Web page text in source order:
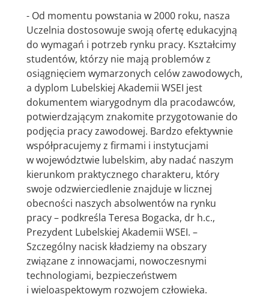
- Od momentu powstania w 2000 roku, nasza
Uczelnia dostosowuje swoją ofertę edukacyjną
do wymagań i potrzeb rynku pracy. Kształcimy
studentów, którzy nie mają problemów z
osiągnięciem wymarzonych celów zawodowych,
a dyplom Lubelskiej Akademii WSEI jest
dokumentem wiarygodnym dla pracodawców,
potwierdzającym znakomite przygotowanie do
podjęcia pracy zawodowej. Bardzo efektywnie
współpracujemy z firmami i instytucjami
w województwie lubelskim, aby nadać naszym
kierunkom praktycznego charakteru, który
swoje odzwierciedlenie znajduje w licznej
obecności naszych absolwentów na rynku
pracy – podkreśla Teresa Bogacka, dr h.c.,
Prezydent Lubelskiej Akademii WSEI. –
Szczególny nacisk kładziemy na obszary
związane z innowacjami, nowoczesnymi
technologiami, bezpieczeństwem
i wieloaspektowym rozwojem człowieka.